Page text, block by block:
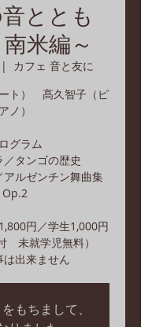
ととも
米編～
カフェ 音と友に
ト） 髙久智子（ピ
アノ）
グラム
／タンゴの歴史
アルゼンチン舞曲集
Op.2
円／学生1,000円
未就学児無料）
出来ません
もちまして、